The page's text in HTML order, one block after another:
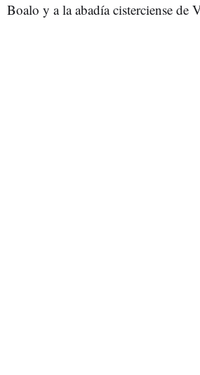
Boalo y a la abadía cisterciense de